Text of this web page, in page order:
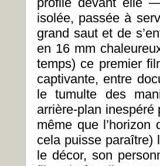
isolée, passée à
grand saut et de
en 16 mm
temps) ce premier
captivante, entre
le tumulte des
arrière-plan
même que
cela puisse paraître)
le décor, son